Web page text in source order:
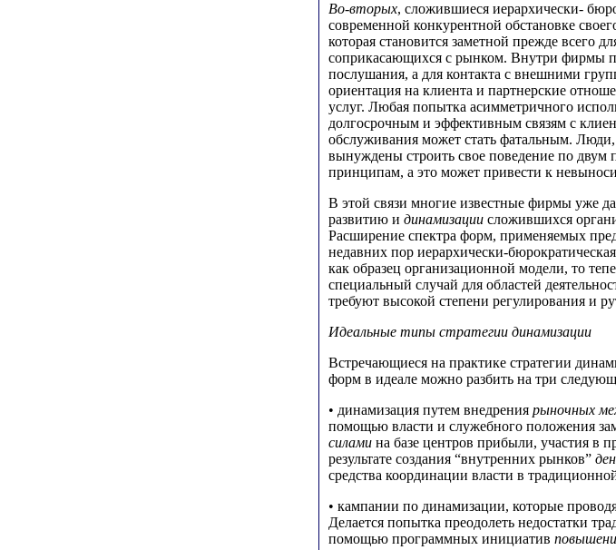
Во-вторых, сложившиеся иерархически-
современной конкурентной обстановке
которая становится заметной прежде всего
соприкасающихся с рынком. Внутри фирмы
послушания, а для контакта с внешними
ориентация на клиента и партнерские
услуг. Любая попытка асимметричного
долгосрочным и эффективным связям с
обслуживания может стать фатальным.
вынуждены строить свое поведение по двум
принципам, а это может привести к
В этой связи многие известные фирмы уже
развитию и динамизации сложившихся
Расширение спектра форм, применяемых
недавних пор иерархически-
как образец организационной модели, то
специальный случай для областей
требуют высокой степени регулирования и
Идеальные типы стратегии динамизации
Встречающиеся на практике стратегии
форм в идеале можно разбить на три
• динамизация путем внедрения рыночных
помощью власти и служебного положения
силами на базе центров прибыли, участия в
результате создания “внутренних рынков”
средства координации власти в
• кампании по динамизации, которые
Делается попытка преодолеть недостатки
помощью программных инициатив